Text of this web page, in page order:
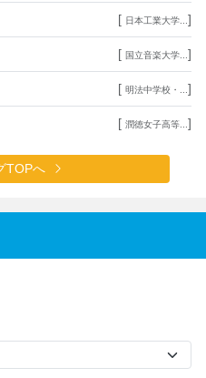
[ 日本工業大学... ]
[ 国立音楽大学... ]
[ 明法中学校・... ]
[ 潤徳女子高等... ]
TOPへ